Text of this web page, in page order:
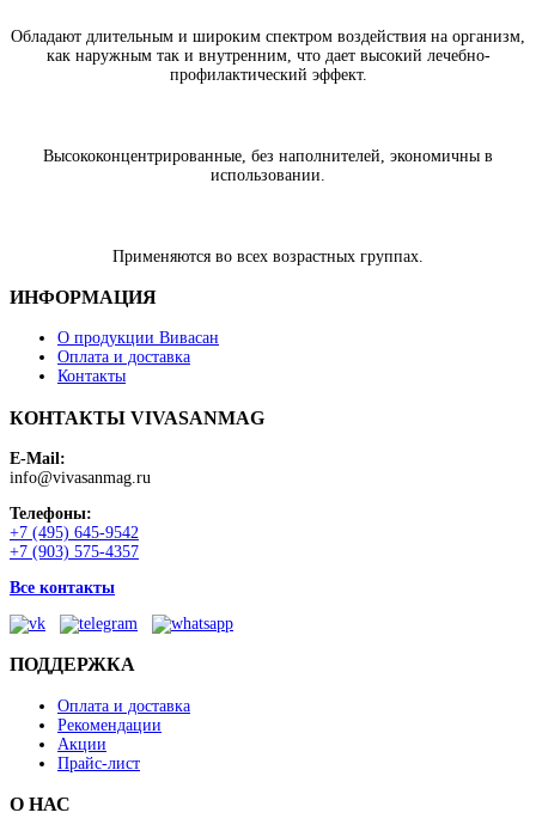
Обладают длительным и широким спектром воздействия на организм,
как наружным так и внутренним, что дает высокий лечебно-
профилактический эффект.
Высококонцентрированные, без наполнителей, экономичны в
использовании.
Применяются во всех возрастных группах.
ИНФОРМАЦИЯ
О продукции Вивасан
Оплата и доставка
Контакты
КОНТАКТЫ VIVASANMAG
E-Mail:
info@vivasanmag.ru
Телефоны:
+7 (495) 645-9542
+7 (903) 575-4357
Все контакты
ПОДДЕРЖКА
Оплата и доставка
Рекомендации
Акции
Прайс-лист
О НАС